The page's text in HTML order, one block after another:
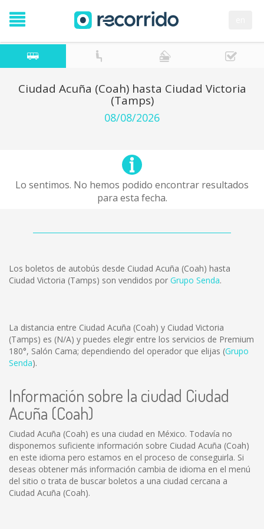
Ciudad Acuña (Coah) hasta Ciudad Victoria
(Tamps)
08/08/2026
Lo sentimos. No hemos podido encontrar resultados
para esta fecha.
Los boletos de autobús desde Ciudad Acuña (Coah) hasta
Ciudad Victoria (Tamps) son vendidos por Grupo Senda.
La distancia entre Ciudad Acuña (Coah) y Ciudad Victoria
(Tamps) es (N/A) y puedes elegir entre los servicios de Premium
180°, Salón Cama; dependiendo del operador que elijas (Grupo
Senda).
Información sobre la ciudad Ciudad
Acuña (Coah)
Ciudad Acuña (Coah) es una ciudad en México. Todavía no
disponemos suficiente información sobre Ciudad Acuña (Coah)
en este idioma pero estamos en el proceso de conseguirla. Si
deseas obtener más información cambia de idioma en el menú
del sitio o trata de buscar boletos a una ciudad cercana a
Ciudad Acuña (Coah).